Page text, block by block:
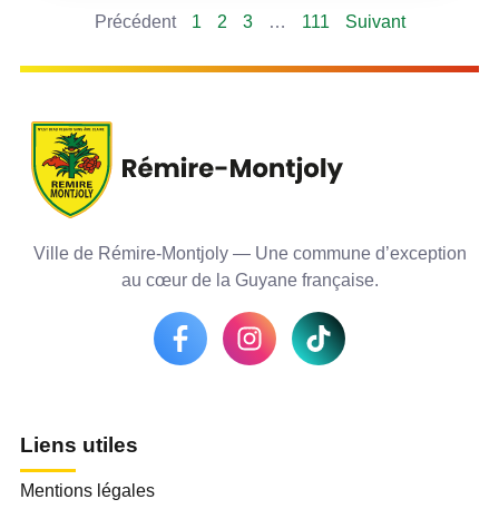
Précédent 1 2 3 … 111 Suivant
Ville de Rémire-Montjoly — Une commune d’exception
au cœur de la Guyane française.
Liens utiles
Mentions légales